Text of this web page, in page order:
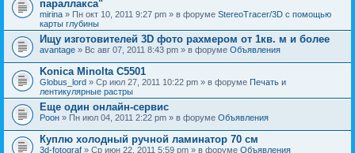
параллакса"
mirina » Пн окт 10, 2011 9:27 pm » в форуме StereoTracer/3D с помощью
карты глубины
Ищу изготовителей 3D фото рахмером от 1кв. м и более
avantage » Вс авг 07, 2011 8:43 pm » в форуме Объявления
Konica Minolta C5501
Globus_lord » Ср июл 27, 2011 10:22 pm » в форуме Печать и
лентикулярные растры
Еще один онлайн-сервис
Pоон » Пн июл 04, 2011 2:22 pm » в форуме Объявления
Куплю холодный ручной ламинатор 70 см
3d-fotograf » Ср июн 22, 2011 5:59 pm » в форуме Объявления